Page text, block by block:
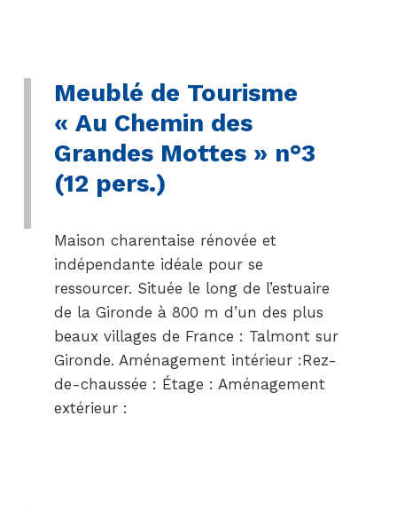
Meublé de Tourisme
« Au Chemin des
Grandes Mottes » n°3
(12 pers.)
Maison charentaise rénovée et
indépendante idéale pour se
ressourcer. Située le long de l’estuaire
de la Gironde à 800 m d’un des plus
beaux villages de France : Talmont sur
Gironde. Aménagement intérieur :Rez-
de-chaussée : Étage : Aménagement
extérieur :